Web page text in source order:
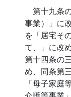
第十九条
事業）」に
を「居宅そ
て、」に改
第十四条の
め、同条第
「母子家庭